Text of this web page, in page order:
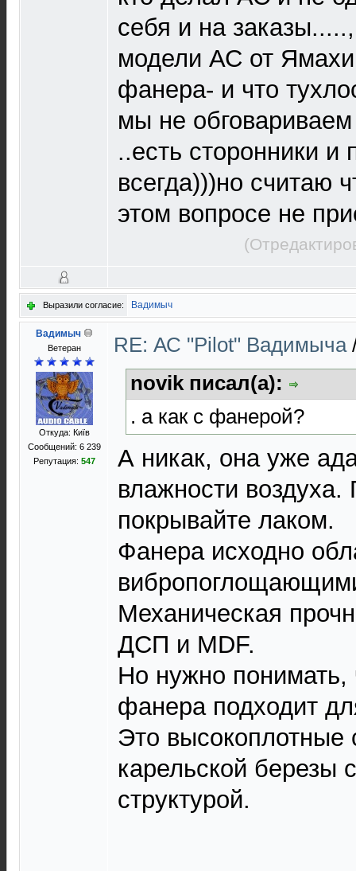
себя и на
модели АС от Ямахи
фанера- и что
мы не
..есть сторонники и
всегда)))но считаю
этом вопросе не
Выразили согласие: Вадимыч
Вадимыч
Ветеран
Откуда: Київ
Сообщений: 6 239
Репутация: 547
RE: АС "Pilot" Вадимыча
novik писал(а):
. а как с фанерой?
А никак, она уже
влажности воздуха.
покрывайте лаком.
Фанера исходно
Механическая
ДСП и MDF.
Но нужно понимать,
фанера подходит
Это высокоплотные
карельской березы
структурой.